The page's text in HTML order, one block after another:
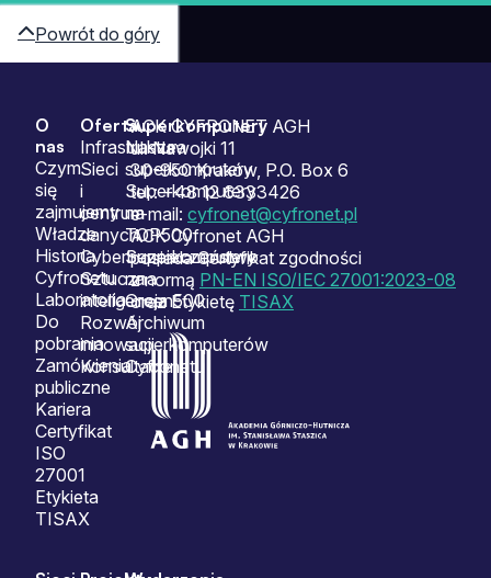
Powrót do góry
Sitemap
O
nas
Czym
się
zajmujemy
Władze
Historia
Cyfronetu
Laboratoria
Do
pobrania
Zamówienia
publiczne
Kariera
Certyfikat
ISO
27001
Etykieta
TISAX
Oferta
Infrastruktura
Sieci
i
centrum
danych
Cyberbezpieczeństwo
Sztuczna
inteligencja
Rozwój
innowacji
Konsultacje
Superkomputery
Nasze
superkomputery
Superkomputery
na
TOP500
Superkomputery
na
Green500
Archiwum
superkomputerów
Cyfronetu
ACK CYFRONET AGH
ul. Nawojki 11
30-950 Kraków, P.O. Box 6
tel.: +48 12 6333426
e-mail: cyfronet@cyfronet.pl
ACK Cyfronet AGH
posiada Certyfikat zgodności
z normą PN-EN ISO/IEC 27001:2023-08
oraz Etykietę TISAX